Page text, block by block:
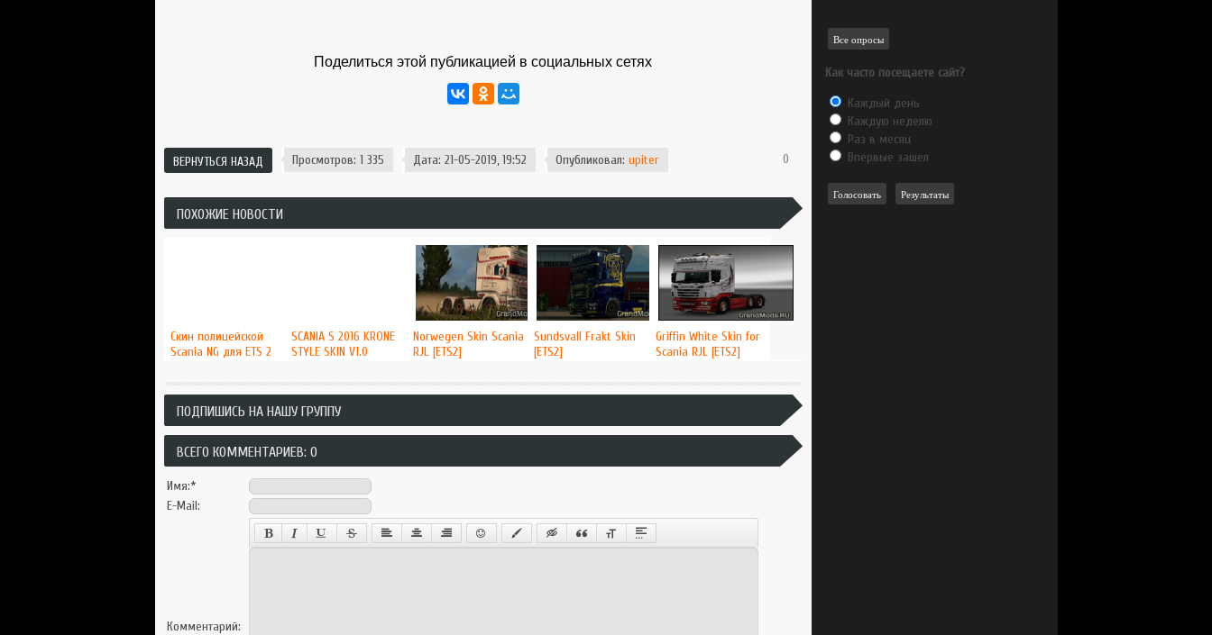
Поделиться этой публикацией в социальных сетях
ВЕРНУТЬСЯ НАЗАД Просмотров: 1 335 Дата: 21-05-2019, 19:52 Опубликовал: upiter 0
ПОХОЖИЕ НОВОСТИ
Скин полицейской
Scania NG для ETS 2
SCANIA S 2016 KRONE
STYLE SKIN V1.0
Norwegen Skin Scania
RJL [ETS2]
Sundsvall Frakt Skin
[ETS2]
​​​​​​​Griffin White Skin for
Scania RJL [ETS2]
ПОДПИШИСЬ НА НАШУ ГРУППУ
ВСЕГО КОММЕНТАРИЕВ: 0
Имя:*
E-Mail:
Комментарий:
Все опросы
Как часто посещаете сайт?
Каждый день
Каждую неделю
Раз в месяц
Впервые зашел
Голосовать Результаты